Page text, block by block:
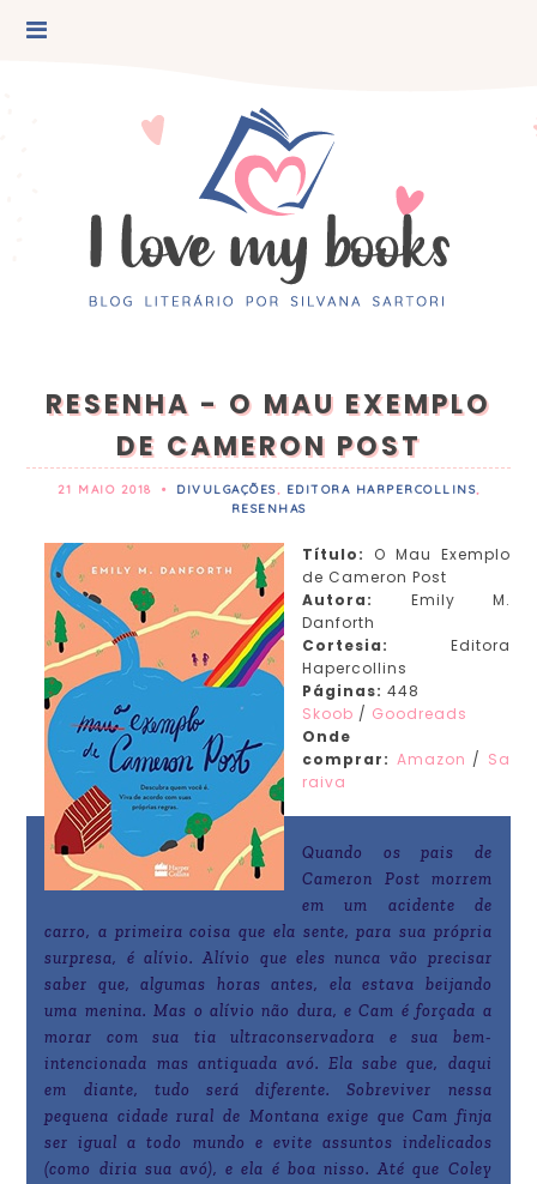
RESENHA - O MAU EXEMPLO
DE CAMERON POST
21 MAIO 2018 • DIVULGAÇÕES, EDITORA HARPERCOLLINS,
RESENHAS
Título: O Mau Exemplo
de Cameron Post
Autora: Emily M.
Danforth
Cortesia: Editora
Hapercollins
Páginas:448
Skoob / Goodreads
Onde
comprar: Amazon / Sa
raiva
Quando os pais de
Cameron Post morrem
em um acidente de
carro, a primeira coisa que ela sente, para sua própria
surpresa, é alívio. Alívio que eles nunca vão precisar
saber que, algumas horas antes, ela estava beijando
uma menina. Mas o alívio não dura, e Cam é forçada a
morar com sua tia ultraconservadora e sua bem-
intencionada mas antiquada avó. Ela sabe que, daqui
em diante, tudo será diferente. Sobreviver nessa
pequena cidade rural de Montana exige que Cam finja
ser igual a todo mundo e evite assuntos indelicados
(como diria sua avó), e ela é boa nisso. Até que Coley